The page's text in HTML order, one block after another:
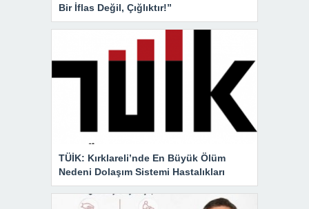
Bir İflas Değil, Çığlıktır!”
TÜİK: Kırklareli’nde En Büyük Ölüm
Nedeni Dolaşım Sistemi Hastalıkları